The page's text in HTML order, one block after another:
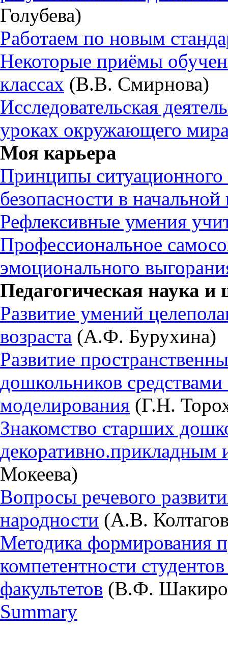
Голубева)
Работаем по новым
Некоторые приёмы
классах (В.В. Смирнова)
Исследовательская
уроках окружающего
Моя карьера
Принципы
безопасности в
Рефлексивные умения
Профессиональное
эмоционального
Педагогическая наука
Развитие умений
возраста (А.Ф. Бурухина)
Развитие
дошкольников средствами
моделирования (Г.Н.
Знакомство старших
декоративно.прикладным
Мокеева)
Вопросы речевого
народности (А.В.
Методика формирования
компетентности
факультетов (В.Ф.
Summary